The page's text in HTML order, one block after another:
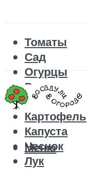
Томаты
Сад
Огурцы
Рецепты
Перец
Картофель
Капуста
Чеснок
Лук
Меню